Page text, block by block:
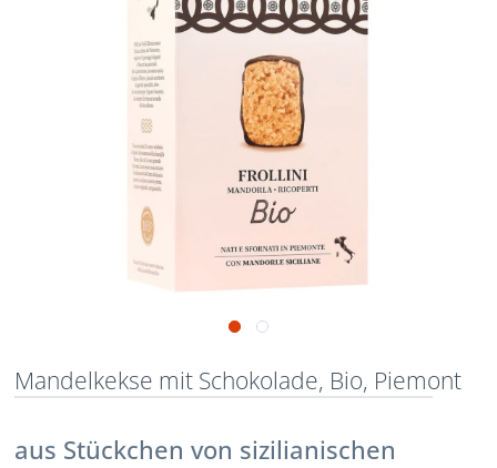
Mandelkekse mit Schokolade, Bio, Piemont
aus Stückchen von sizilianischen